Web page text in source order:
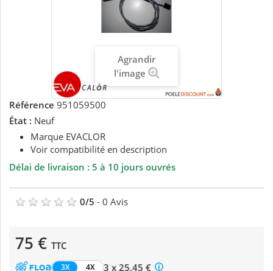
Agrandir
l'image
Référence 951059500
État : Neuf
Marque EVACLOR
Voir compatibilité en description
Délai de livraison : 5 à 10 jours ouvrés
0/5 - 0 Avis
75 € TTC
3X 4X
3 x 25,45 €